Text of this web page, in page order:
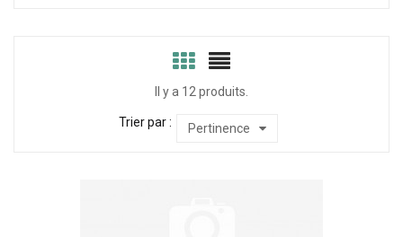
Il y a 12 produits.
Trier par : Pertinence